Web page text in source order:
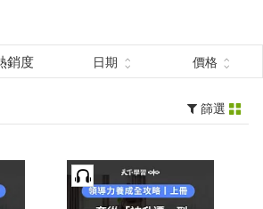
有聲書(13)
銷度 日期 價格
篩選